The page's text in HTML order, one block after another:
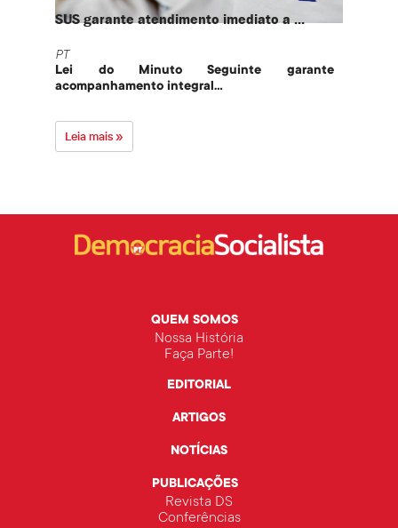
SUS garante atendimento imediato a ...
PT
Lei do Minuto Seguinte garante
acompanhamento integral...
Leia mais »
QUEM SOMOS
Nossa História
Faça Parte!
EDITORIAL
ARTIGOS
NOTÍCIAS
PUBLICAÇÕES
Revista DS
Conferências